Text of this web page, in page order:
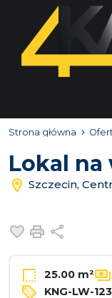
Strona główna
Lokal na
Szczecin,
Dodaj do
Drukuj
25.00 m²
KNG-LW-